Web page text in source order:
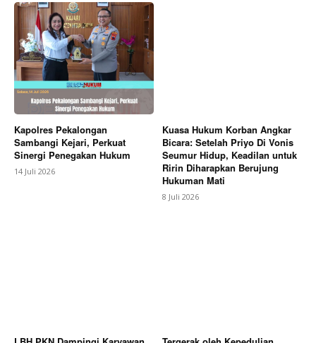
Kapolres Pekalongan
Sambangi Kejari, Perkuat
Sinergi Penegakan Hukum
14 Juli 2026
Kuasa Hukum Korban Angkar
Bicara: Setelah Priyo Di Vonis
Seumur Hidup, Keadilan untuk
Ririn Diharapkan Berujung
Hukuman Mati
8 Juli 2026